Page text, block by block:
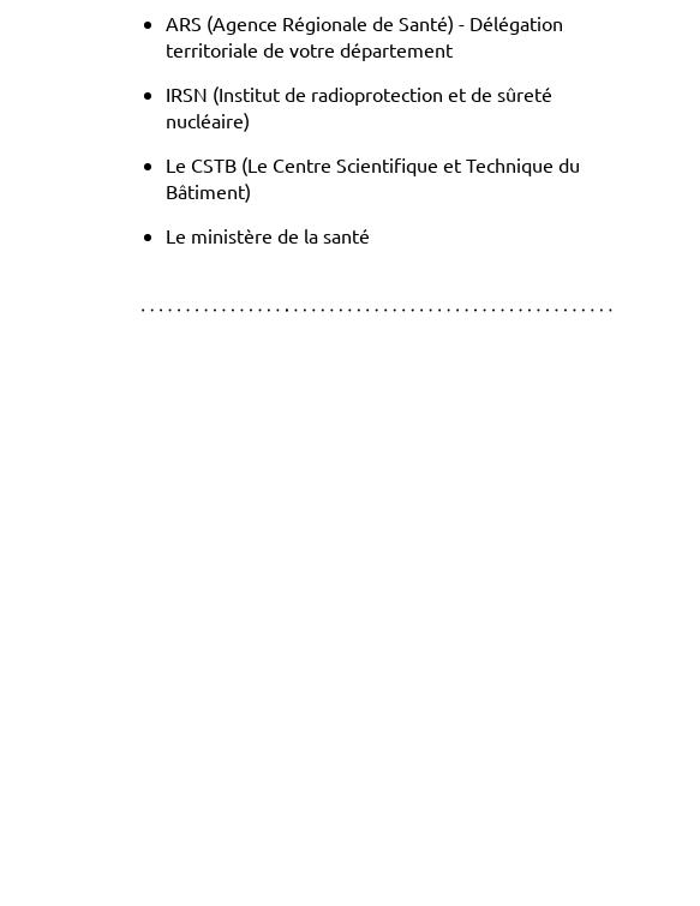
ARS (Agence Régionale de Santé) - Délégation
territoriale de votre département
IRSN (Institut de radioprotection et de sûreté
nucléaire)
Le CSTB (Le Centre Scientifique et Technique du
Bâtiment)
Le ministère de la santé